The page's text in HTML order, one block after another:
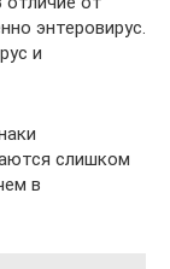
энтеровирус.
и
слишком
в